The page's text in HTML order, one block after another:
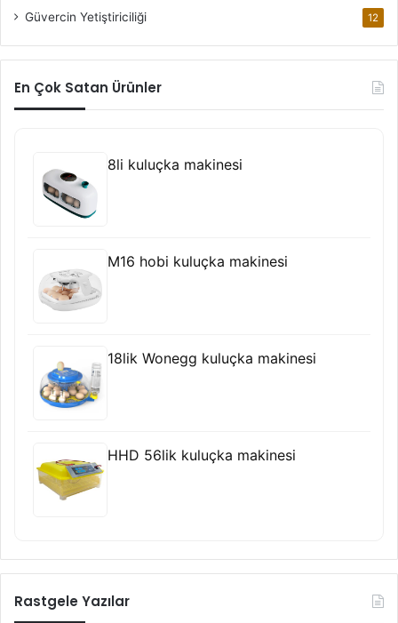
Güvercin Yetiştiriciliği 12
En Çok Satan Ürünler
8li kuluçka makinesi
M16 hobi kuluçka makinesi
18lik Wonegg kuluçka makinesi
HHD 56lik kuluçka makinesi
Rastgele Yazılar